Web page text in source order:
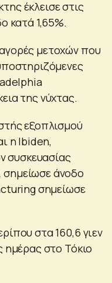
έκλεισε στις
κατά 1,65%.
μετοχών που
της νύχτας.
εξοπλισμού
η Ibiden,
άνοδο
σημείωσε
στα 160,6 γιεν
ημέρας στο Τόκιο